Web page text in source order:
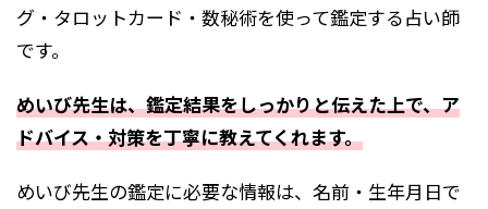
グ・タロットカード・数秘術を使って鑑定する占い師
です。
めいび先生は、鑑定結果をしっかりと伝えた上で、ア
ドバイス・対策を丁寧に教えてくれます。
めいび先生の鑑定に必要な情報は、名前・生年月日で